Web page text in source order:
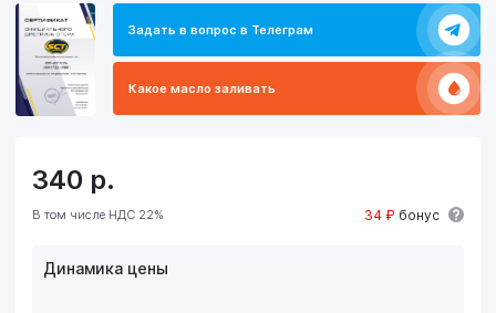
Задать в вопрос в Телеграм
Какое масло заливать
340 р.
В том числе НДС 22% 34 ₽ бонус
Динамика цены